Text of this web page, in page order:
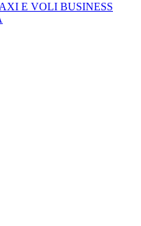
E VOLI BUSINESS